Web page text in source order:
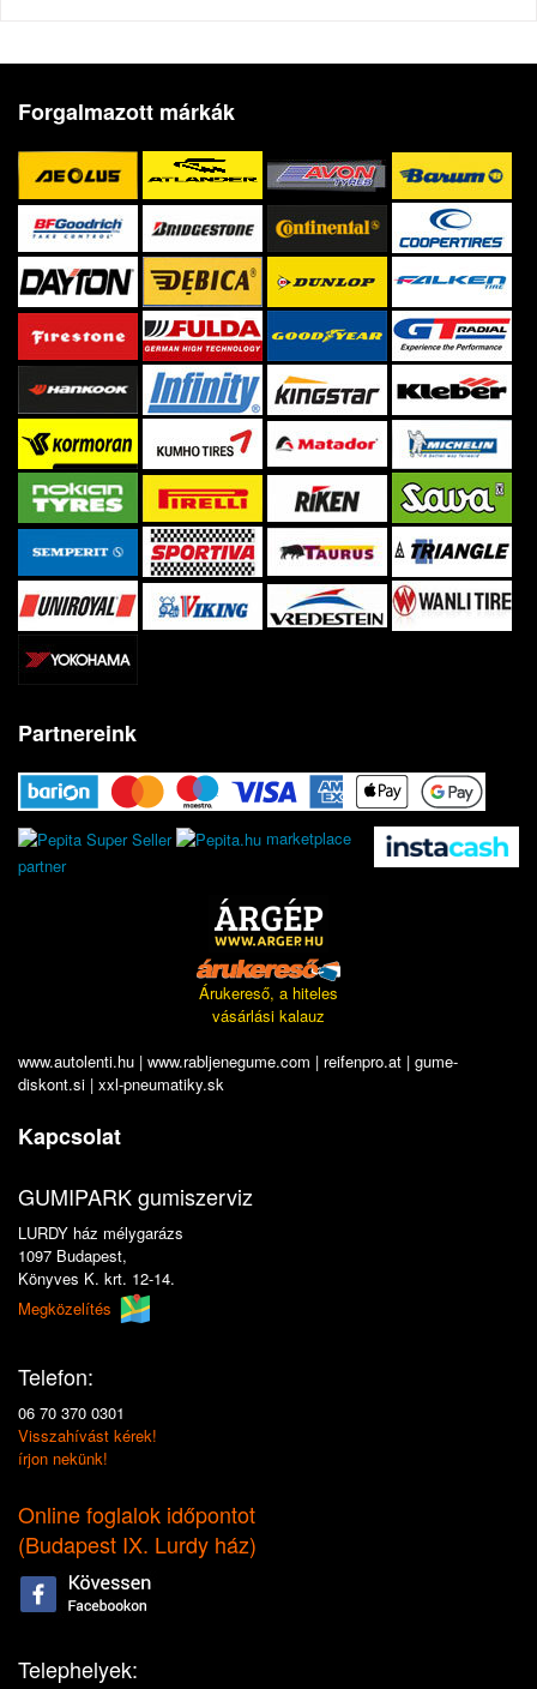
Forgalmazott márkák
Partnereink
marketplace
partner
Árukereső, a hiteles
vásárlási kalauz
www.autolenti.hu | www.rabljenegume.com | reifenpro.at | gume-
diskont.si | xxl-pneumatiky.sk
Kapcsolat
GUMIPARK gumiszerviz
LURDY ház mélygarázs
1097 Budapest,
Könyves K. krt. 12-14.
Megközelítés
Telefon:
06 70 370 0301
Visszahívást kérek!
írjon nekünk!
Online foglalok időpontot
(Budapest IX. Lurdy ház)
Telephelyek: